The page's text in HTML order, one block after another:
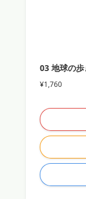
03 地球の
¥1,760